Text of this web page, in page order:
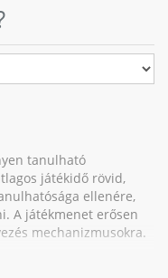
tanulható
játékidő rövid,
ellenére,
A játékmenet erősen
mechanizmusokra.